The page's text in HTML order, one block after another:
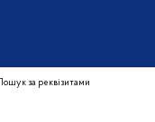
Пошук за реквізитами